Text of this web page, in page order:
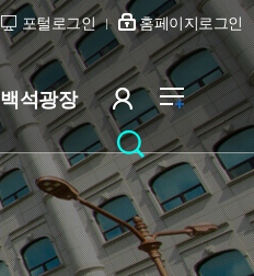
포털로그인 홈페이지로그인
백석광장